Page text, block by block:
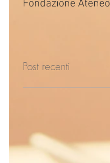
Fondazione Ateneo
Post recenti